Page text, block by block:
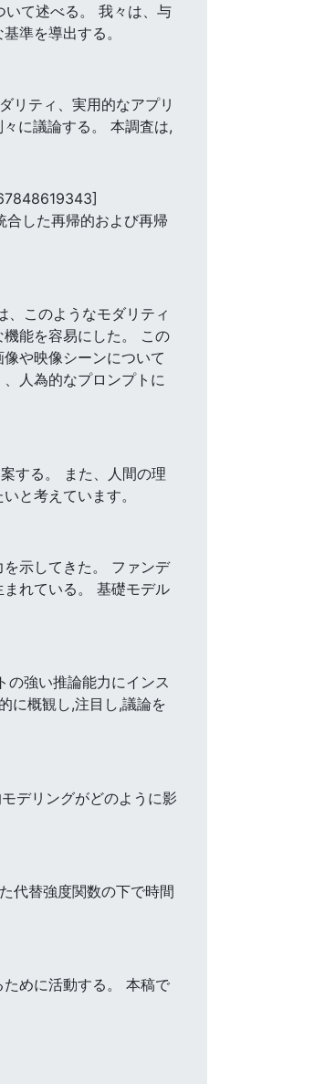
て述べる。 我々は、与
準を導出する。
リティ、実用的なアプリ
に議論する。 本調査は,
した再帰的および再帰
、このようなモダリティ
能を容易にした。 この
や映像シーンについて
人為的なプロンプトに
する。 また、人間の理
と考えています。
示してきた。 ファンデ
れている。 基礎モデル
の強い推論能力にインス
に概観し,注目し,議論を
デリングがどのように影
代替強度関数の下で時間
めに活動する。 本稿で